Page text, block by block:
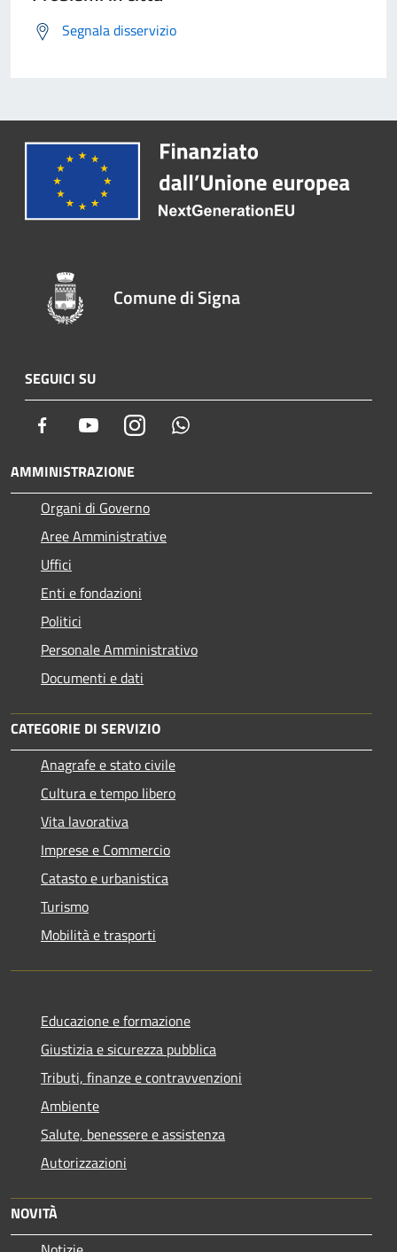
Segnala disservizio
Comune di Signa
SEGUICI SU
Facebook YoutubeInstagram
AMMINISTRAZIONE
Organi di Governo
Aree Amministrative
Uffici
Enti e fondazioni
Politici
Personale Amministrativo
Documenti e dati
CATEGORIE DI SERVIZIO
Anagrafe e stato civile
Cultura e tempo libero
Vita lavorativa
Imprese e Commercio
Catasto e urbanistica
Turismo
Mobilità e trasporti
Educazione e formazione
Giustizia e sicurezza pubblica
Tributi, finanze e contravvenzioni
Ambiente
Salute, benessere e assistenza
Autorizzazioni
NOVITÀ